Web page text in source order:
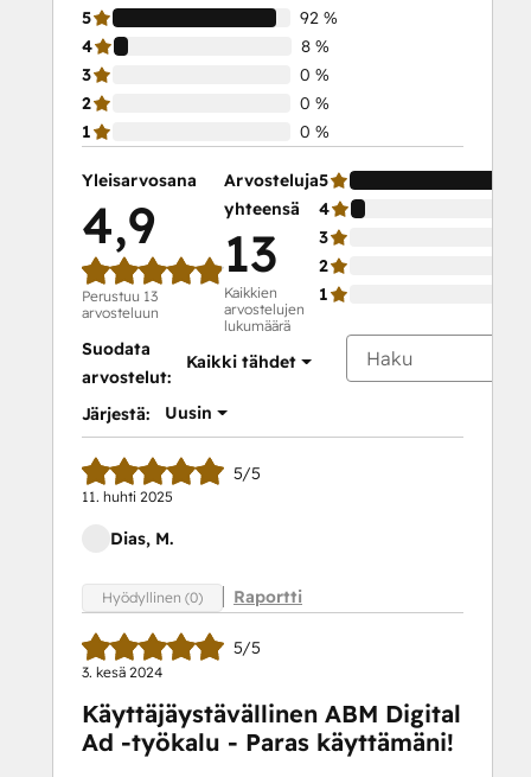
5
92 %
4
8 %
3
0 %
2
0 %
1
0 %
Yleisarvosana
4,9
Perustuu 13
arvosteluun
Arvosteluja
yhteensä
13
Kaikkien
arvostelujen
lukumäärä
5
4
3
2
1
Suodata
arvostelut:
Kaikki tähdet
Järjestä: Uusin
5/5
11. huhti 2025
Dias, M.
Hyödyllinen (0) Raportti
5/5
3. kesä 2024
Käyttäjäystävällinen ABM Digital
Ad -työkalu - Paras käyttämäni!